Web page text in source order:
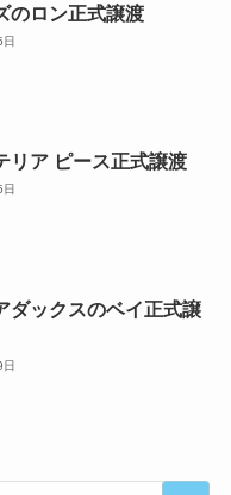
のロン正式譲渡
リア ピース正式譲渡
ダックスのベイ正式譲